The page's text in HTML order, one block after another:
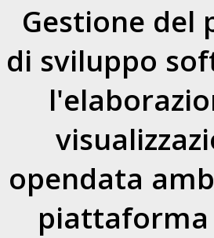
Gestione del
di sviluppo
opendata